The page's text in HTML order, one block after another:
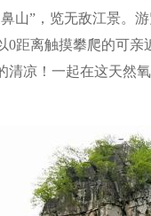
山”，览无敌江景。
0距离触摸攀爬的可
清凉！一起在这天然